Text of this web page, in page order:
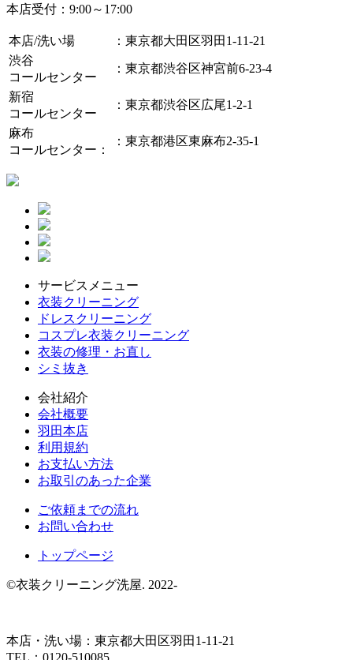
本店受付：9:00～17:00
本店/洗い場
：東京都大田区羽田1-11-21
渋谷
コールセンター
：東京都渋谷区神宮前6-23-4
新宿
コールセンター
：東京都渋谷区広尾1-2-1
麻布
コールセンター ：
：東京都港区東麻布2-35-1
サービスメニュー
衣装クリーニング
ドレスクリーニング
コスプレ衣装クリーニング
衣装の修理・お直し
シミ抜き
会社紹介
会社概要
羽田本店
利用規約
お支払い方法
お取引のあった企業
ご依頼までの流れ
お問い合わせ
トップページ
©衣装クリーニング洗屋. 2022-
本店・洗い場：東京都大田区羽田1-11-21
TEL：0120-510085